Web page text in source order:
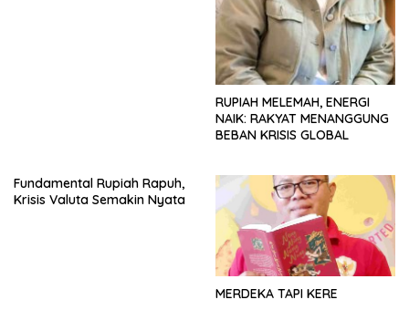
RUPIAH MELEMAH, ENERGI
NAIK: RAKYAT MENANGGUNG
BEBAN KRISIS GLOBAL
Fundamental Rupiah Rapuh,
Krisis Valuta Semakin Nyata
MERDEKA TAPI KERE